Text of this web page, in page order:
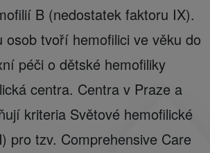
B (nedostatek faktoru IX).
osob tvoří hemofilici ve věku do
péči o dětské hemofiliky
centra. Centra v Praze a
kriteria Světové hemofilické
pro tzv. Comprehensive Care